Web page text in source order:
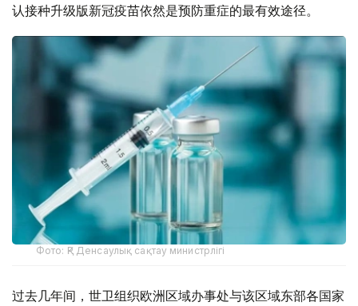
认接种升级版新冠疫苗依然是预防重症的最有效途径。
Фото: ҚР Денсаулық сақтау министрлігі
过去几年间，世卫组织欧洲区域办事处与该区域东部各国家